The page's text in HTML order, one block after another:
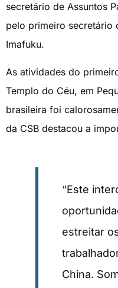
secretário de Assuntos
pelo primeiro secretário
Imafuku.
As atividades do
Templo do Céu, em
brasileira foi
da CSB destacou a
“Este
estreitar
China.